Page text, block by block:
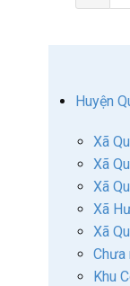
Huyện
Xã
Xã
Xã
Xã
Xã
Chưa
Khu